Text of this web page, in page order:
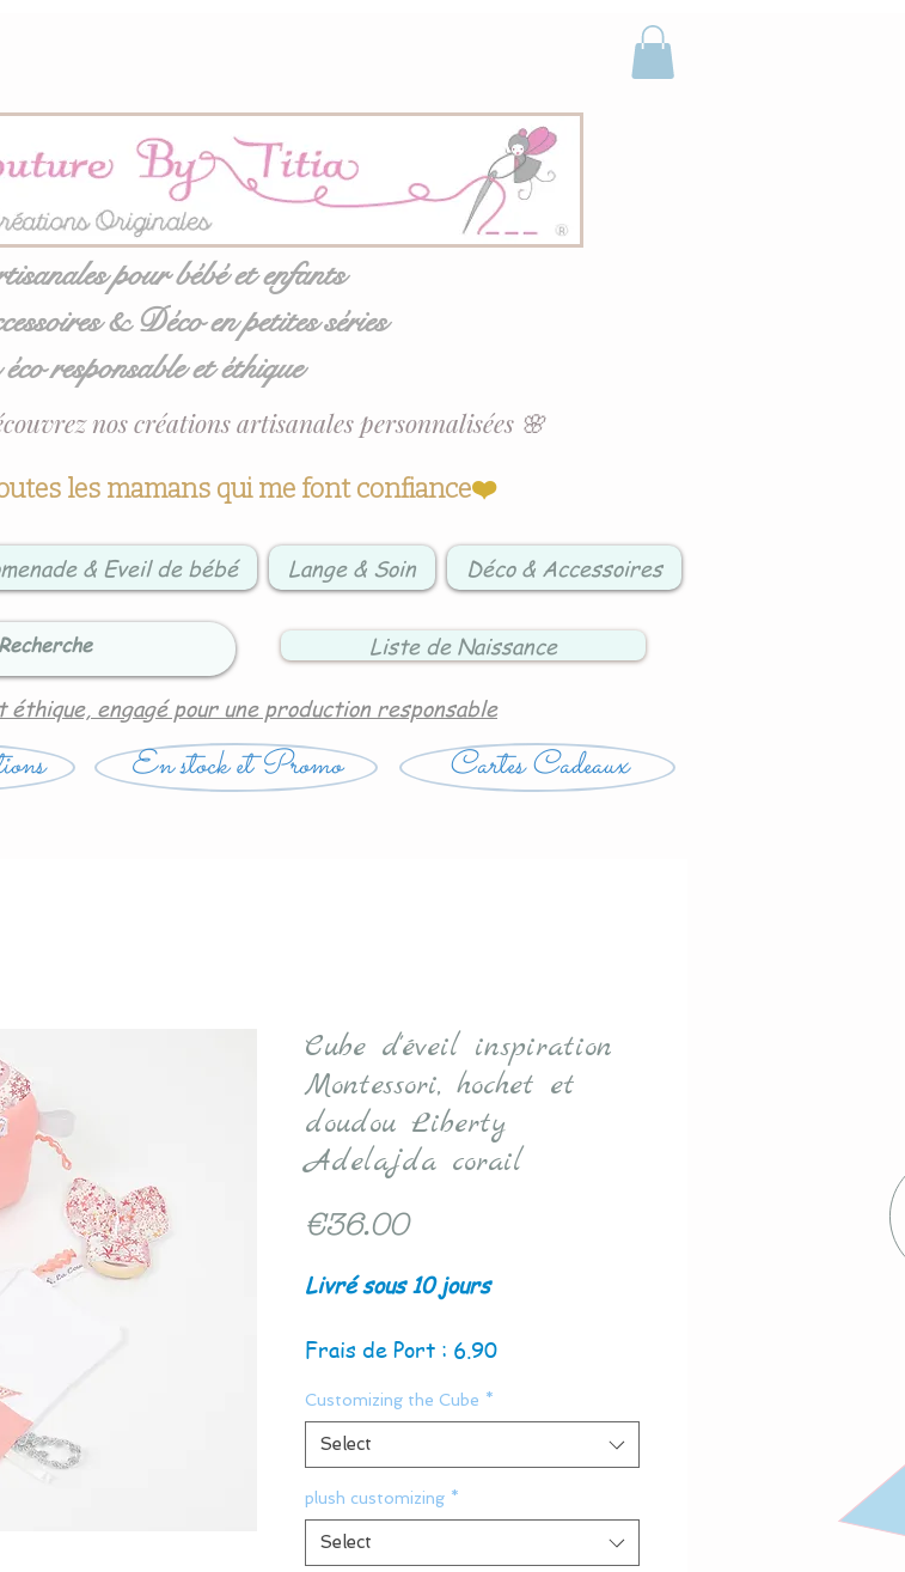
pour bébé et enfants
& Déco en petites séries
responsable et éthique
les mamans qui me font confiance❤️
nos créations artisanales personnalisées 🌸
& Eveil de bébé Lange & Soin Déco & Accessoires
Liste de Naissance
engagé pour une production responsable
En stock et Promo Cartes Cadeaux
Cube d'éveil inspiration
Montessori, hochet et
doudou Liberty
Adelajda corail
€36.00Price
Livré sous 10 jours
Frais de Port : 6.90
Customizing the Cube *
Select
plush customizing *
Select